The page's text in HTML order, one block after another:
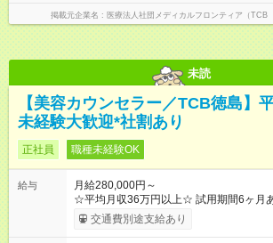
掲載元企業名 医療法人社団メディカルフロンティア（TCB
未読
【美容カウンセラー／TCB徳島】
未経験大歓迎*社割あり
正社員 職種未経験OK
給与
月給280,000円～
☆平均月収36万円以上☆ 試用期間6ヶ月
社員として、月給26万円となります。 ＜
28万円+インセンティブ（平均8万円）+
交通費別途支給あり